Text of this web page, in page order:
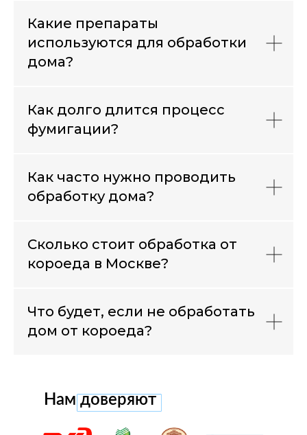
Какие препараты
используются для обработки
дома?
Как долго длится процесс
фумигации?
Как часто нужно проводить
обработку дома?
Сколько стоит обработка от
короеда в Москве?
Что будет, если не обработать
дом от короеда?
Нам доверяют